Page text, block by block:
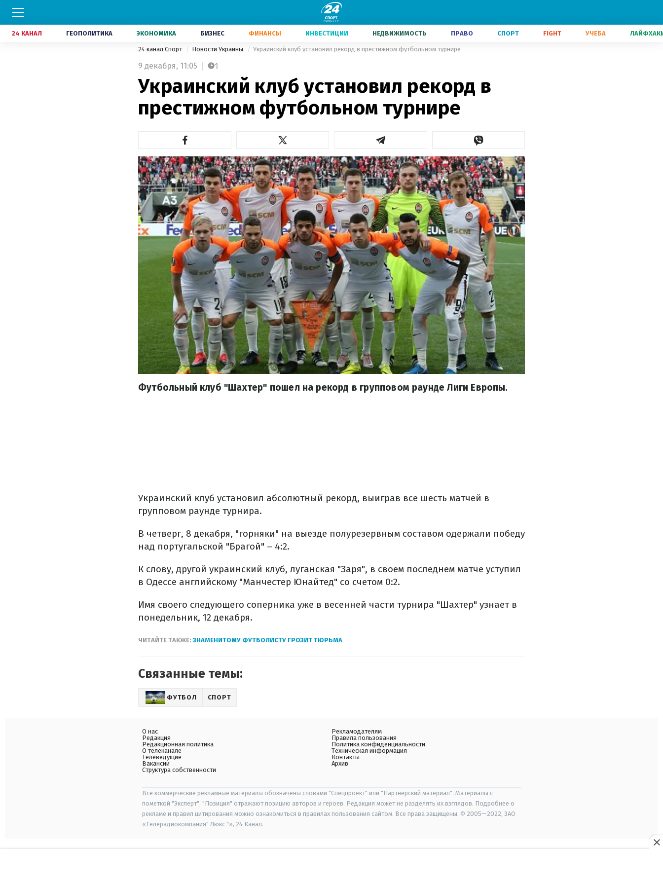
24 КАНАЛ ГЕОПОЛИТИКА ЭКОНОМИКА БИЗНЕС ФИНАНСЫ ИНВЕСТИЦИИ НЕДВИЖИМОСТЬ ПРАВО СПОРТ FIGHT УЧЕБА
24 канал Спорт Новости Украины Украинский клуб установил рекорд в престижном футбольном турнире
9 декабря, 11:05 1
Украинский клуб установил рекорд в
престижном футбольном турнире
Футбольный клуб "Шахтер" пошел на рекорд в групповом раунде Лиги Европы.
Украинский клуб установил абсолютный рекорд, выиграв все шесть матчей в
групповом раунде турнира.
В четверг, 8 декабря, "горняки" на выезде полурезервным составом одержали победу
над португальской "Брагой" – 4:2.
К слову, другой украинский клуб, луганская "Заря", в своем последнем матче уступил
в Одессе английскому "Манчестер Юнайтед" со счетом 0:2.
Имя своего следующего соперника уже в весенней части турнира "Шахтер" узнает в
понедельник, 12 декабря.
ЧИТАЙТЕ ТАКЖЕ:ЗНАМЕНИТОМУ ФУТБОЛИСТУ ГРОЗИТ ТЮРЬМА
Связанные темы:
ФУТБОЛ СПОРТ
О нас
Редакция
Редакционная политика
О телеканале
Телеведущие
Вакансии
Структура собственности
Рекламодателям
Правила пользования
Политика конфиденциальности
Техническая информация
Контакты
Архив
Все коммерческие рекламные материалы обозначены словами "Спецпроект" или "Партнерский материал". Материалы с
пометкой "Эксперт", "Позиция" отражают позицию авторов и героев. Редакция может не разделять их взглядов. Подробнее о
рекламе и правил цитирования можно ознакомиться в правилах пользования сайтом. Все права защищены. © 2005—2022, ЗАО
«Телерадиокомпания" Люкс "», 24 Канал.